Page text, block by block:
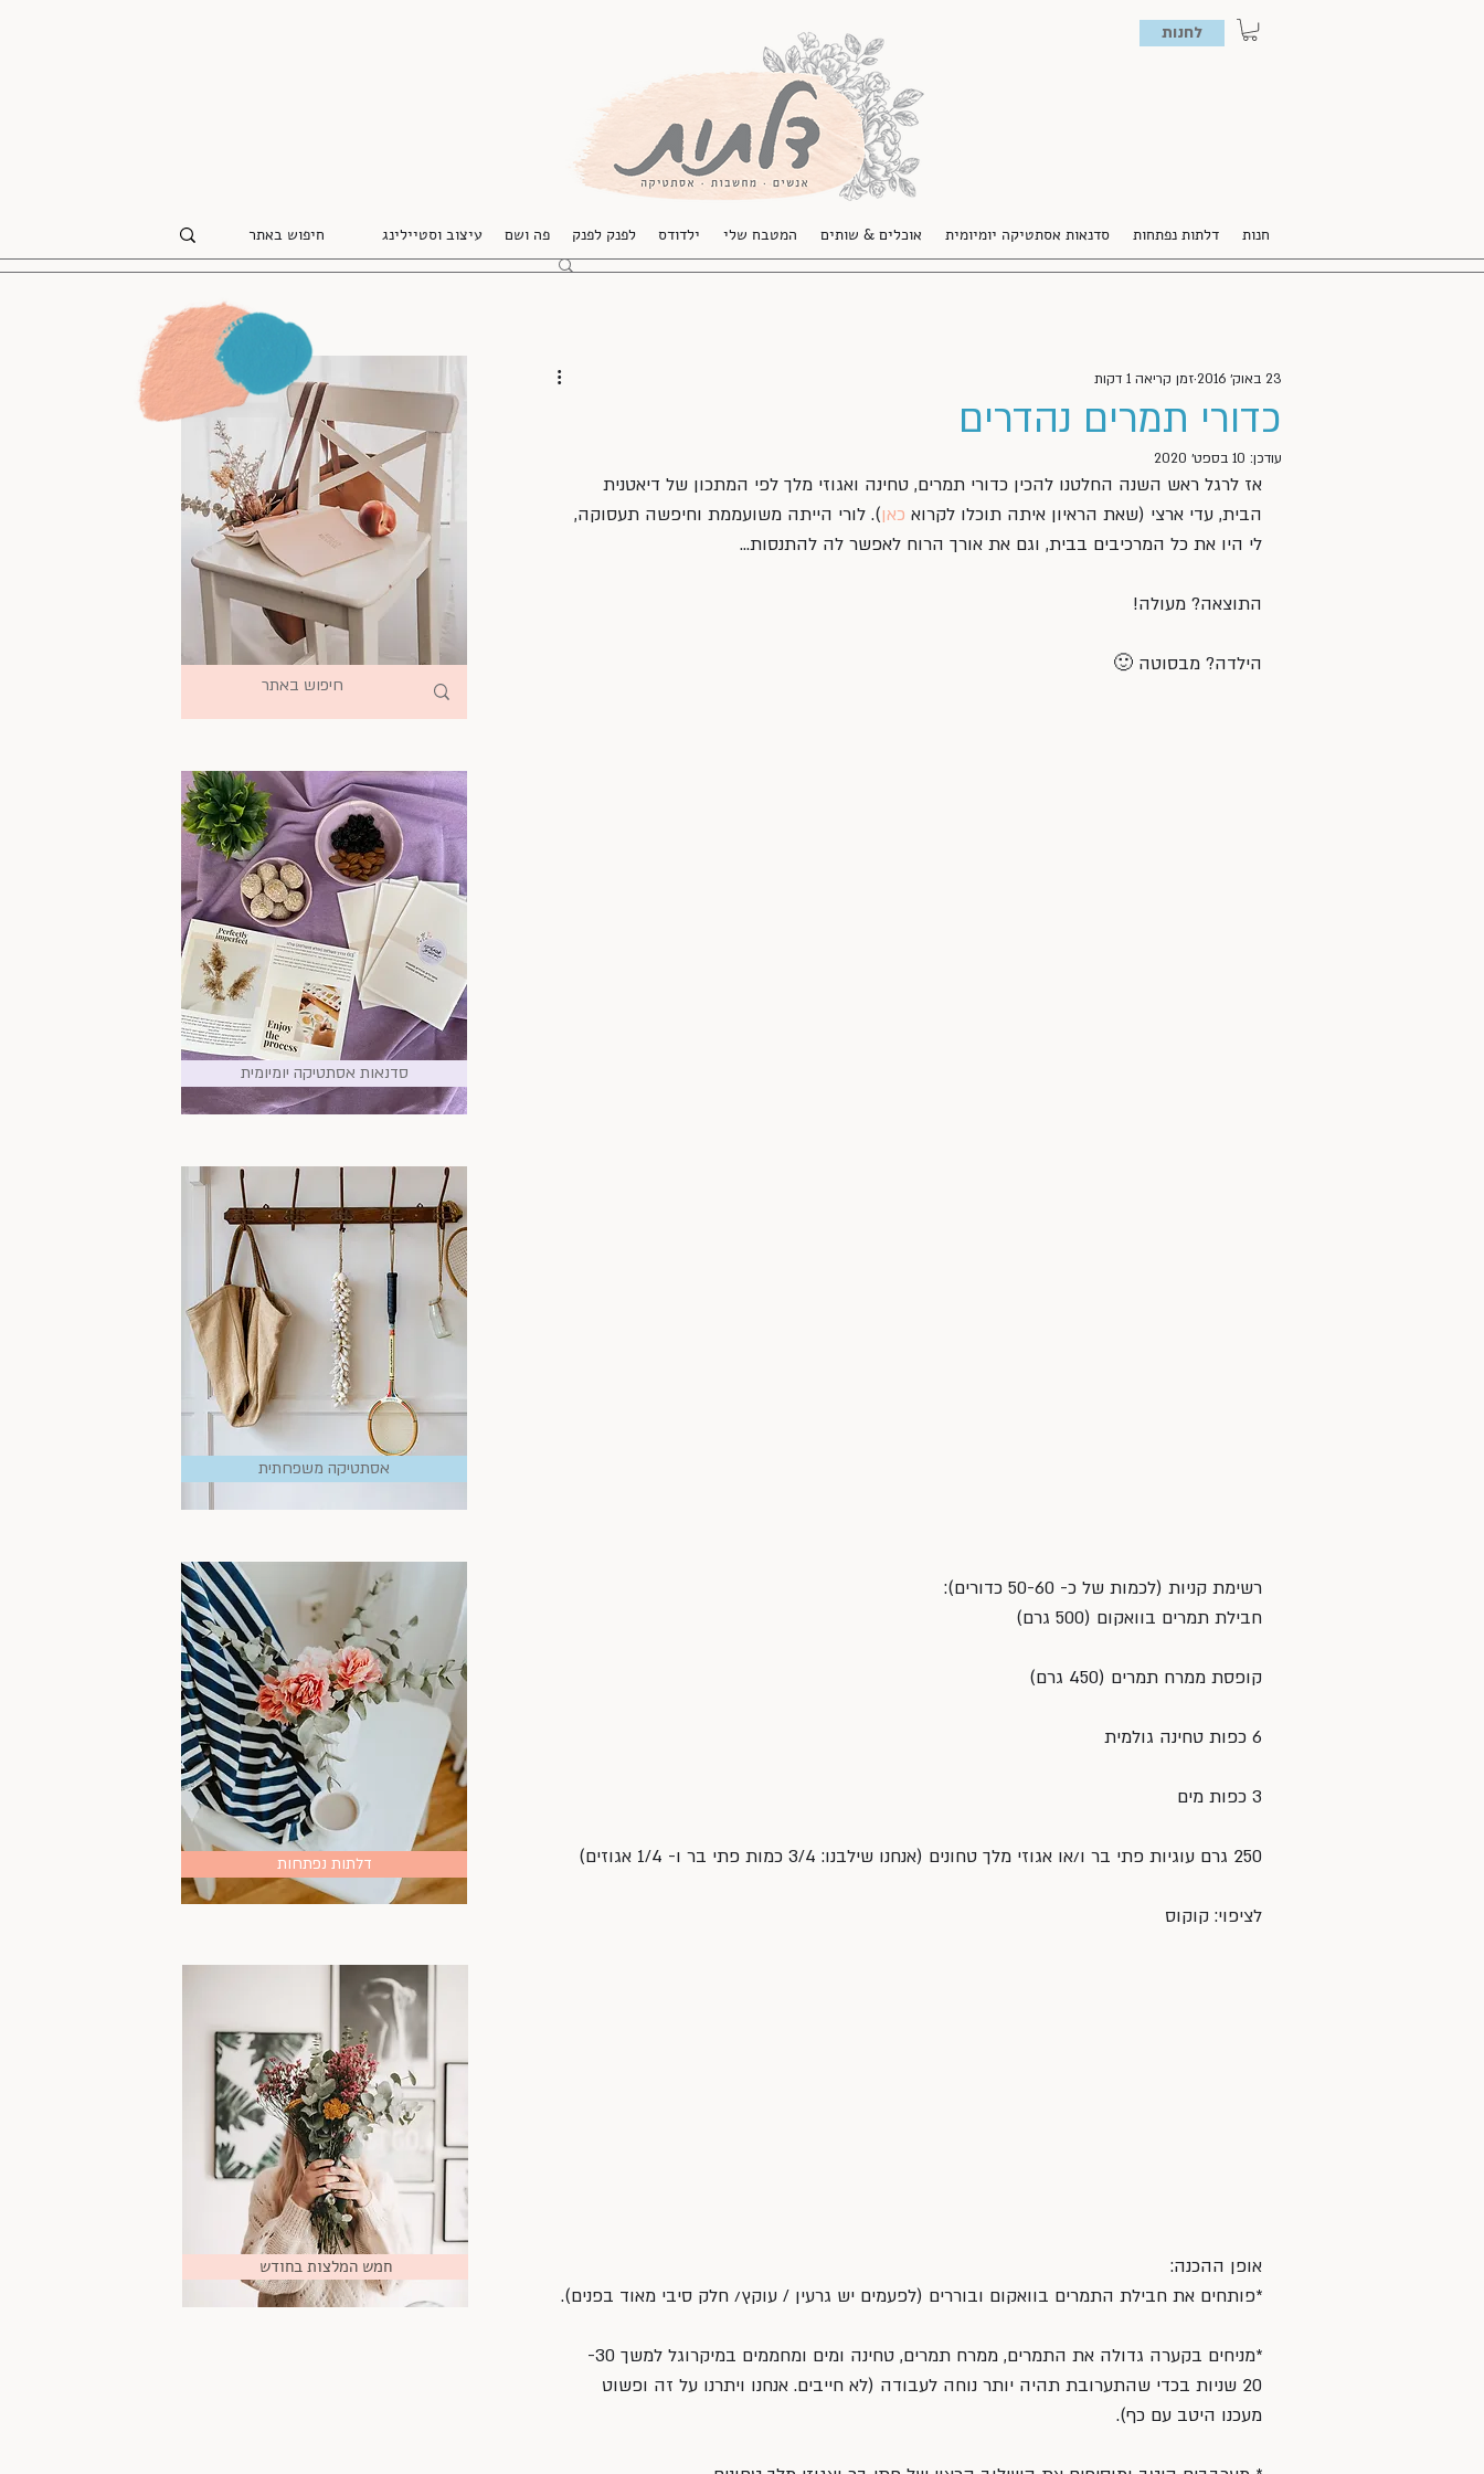
לחנות
חנות דלתות נפתחות סדנאות אסתטיקה יומיומית אוכלים & שותים המטבח שלי ילדודס לפנק לפנק פה ושם עיצוב וסטיילינג
כדורי תמרים נהדרים
23 באוק׳ 2016 זמן קריאה 1 דקות
עודכן: 10 בספט׳ 2020
אז לרגל ראש השנה החלטנו להכין כדורי תמרים, טחינה ואגוזי מלך לפי המתכון של דיאטנית
הבית, עדי ארצי (שאת הראיון איתה תוכלו לקרוא כאן). לורי הייתה משועממת וחיפשה תעסוקה,
לי היו את כל המרכיבים בבית, וגם את אורך הרוח לאפשר לה להתנסות…
התוצאה? מעולה!
הילדה? מבסוטה 🙂
רשימת קניות (לכמות של כ- 50-60 כדורים):
חבילת תמרים בוואקום (500 גרם)
קופסת ממרח תמרים (450 גרם)
6 כפות טחינה גולמית
3 כפות מים
250 גרם עוגיות פתי בר ו/או אגוזי מלך טחונים (אנחנו שילבנו: 3/4 כמות פתי בר ו- 1/4 אגוזים)
לציפוי: קוקוס
אופן ההכנה:
*פותחים את חבילת התמרים בוואקום ובוררים (לפעמים יש גרעין / עוקץ/ חלק סיבי מאוד בפנים).
*מניחים בקערה גדולה את התמרים, ממרח תמרים, טחינה ומים ומחממים במיקרוגל למשך 30-
20 שניות בכדי שהתערובת תהיה יותר נוחה לעבודה (לא חייבים. אנחנו ויתרנו על זה ופשוט
מעכנו היטב עם כף).
סדנאות אסתטיקה יומיומית
אסתטיקה משפחתית
דלתות נפתחות
חמש המלצות בחודש